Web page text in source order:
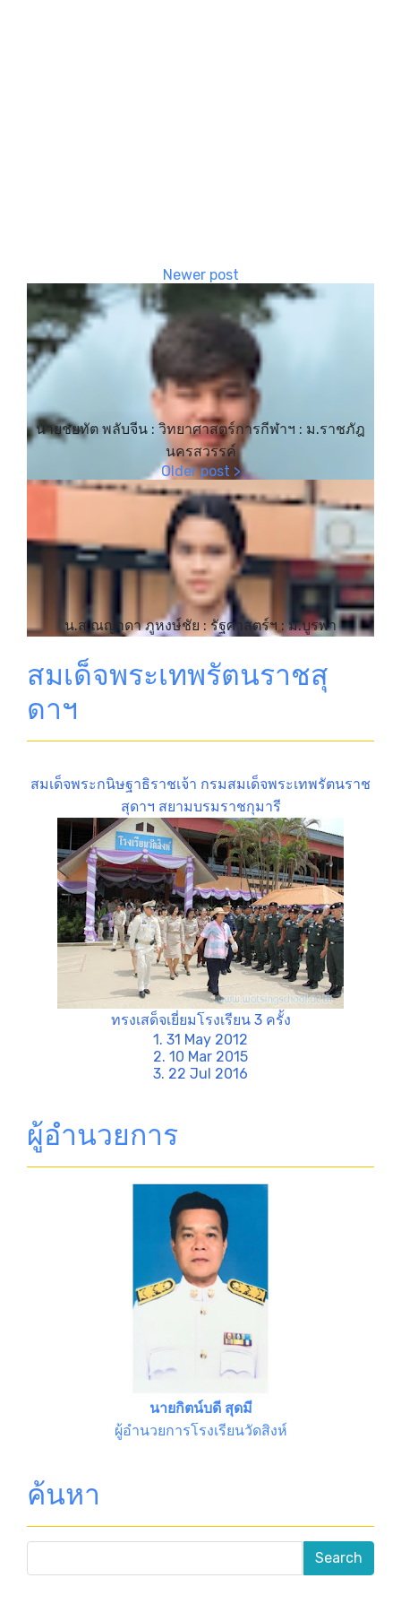
นายชยทัต พลับจีน : วิทยาศาสตร์การกีฬาฯ : ม.ราชภัฎ
นครสวรรค์
น.ส.ณญาดา ภูหงษ์ชัย : รัฐศาสตร์ฯ : ม.บูรพา
สมเด็จพระเทพรัตนราชสุ
ดาฯ
สมเด็จพระกนิษฐาธิราชเจ้า กรมสมเด็จพระเทพรัตนราช
สุดาฯ สยามบรมราชกุมารี
ทรงเสด็จเยี่ยมโรงเรียน 3 ครั้ง
1. 31 May 2012
2. 10 Mar 2015
3. 22 Jul 2016
ผู้อำนวยการ
นายกิตน์บดี สุดมี
ผู้อำนวยการโรงเรียนวัดสิงห์
ค้นหา